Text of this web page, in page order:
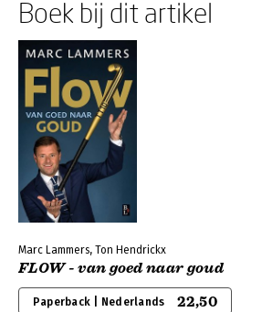
Boek bij dit artikel
Marc Lammers, Ton Hendrickx
FLOW - van goed naar goud
Paperback | Nederlands 22,50